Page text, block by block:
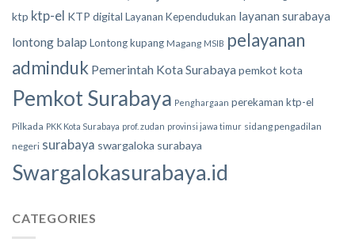
ktp ktp-el KTP digital Layanan Kependudukan layanan surabaya
lontong balap Lontong kupang Magang MSIB pelayanan
adminduk Pemerintah Kota Surabaya pemkot kota
Pemkot Surabaya Penghargaan perekaman ktp-el
Pilkada PKK Kota Surabaya prof. zudan provinsi jawa timur sidang pengadilan
negeri surabaya swargaloka surabaya
Swargalokasurabaya.id
CATEGORIES